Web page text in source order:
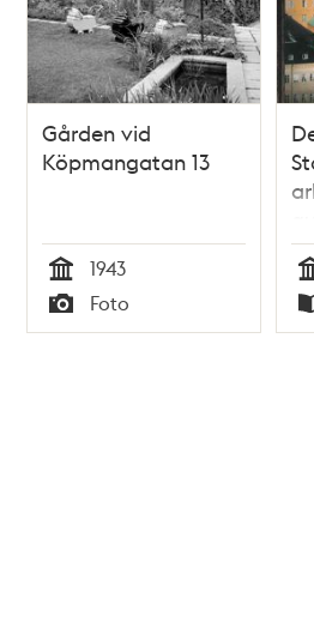
Gården vid
Köpmangatan 13
Tid
1943
Typ
Foto